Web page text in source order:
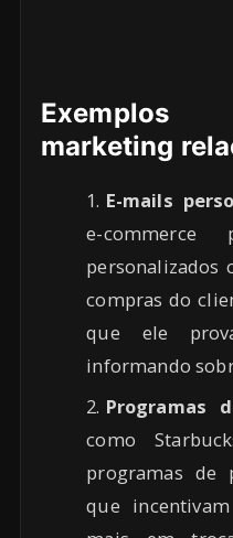
marketing
E-mails
e-
personalizados
compras do
que ele
informando
Programas
como
programas de
que